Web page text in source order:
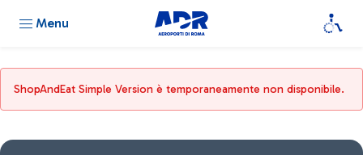
Menu
ShopAndEat Simple Version è temporaneamente non disponibile.